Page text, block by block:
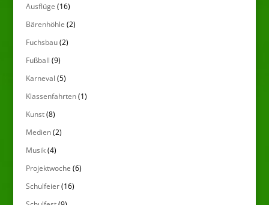
Ausflüge (16)
Bärenhöhle (2)
Fuchsbau(2)
Fußball (9)
Karneval (5)
Klassenfahrten(1)
Kunst(8)
Medien(2)
Musik(4)
Projektwoche (6)
Schulfeier(16)